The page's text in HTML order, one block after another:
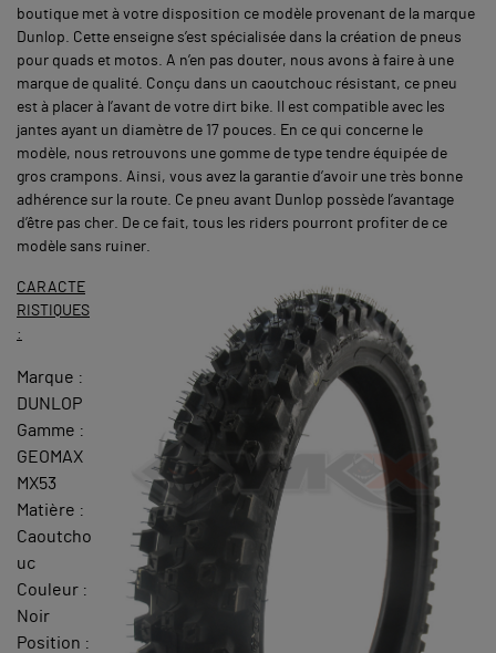
boutique met à votre disposition ce modèle provenant de la marque
Dunlop. Cette enseigne s’est spécialisée dans la création de pneus
pour quads et motos. A n’en pas douter, nous avons à faire à une
marque de qualité. Conçu dans un caoutchouc résistant, ce pneu
est à placer à l’avant de votre dirt bike. Il est compatible avec les
jantes ayant un diamètre de 17 pouces. En ce qui concerne le
modèle, nous retrouvons une gomme de type tendre équipée de
gros crampons. Ainsi, vous avez la garantie d’avoir une très bonne
adhérence sur la route. Ce pneu avant Dunlop possède l’avantage
d’être pas cher. De ce fait, tous les riders pourront profiter de ce
modèle sans ruiner.
CARACTE
RISTIQUES
:
Marque :
DUNLOP
Gamme :
GEOMAX
MX53
Matière :
Caoutcho
uc
Couleur :
Noir
Position :